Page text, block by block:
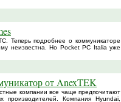
Теперь подробнее о коммуникаторе
неизвестна. Но Pocket PC Italia уже
от AnexTEK
компании все чаще предпочитают
производителей. Компания Hyundai,